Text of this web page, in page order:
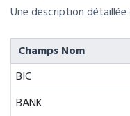
Une description
Champs Nom
BIC
BANK